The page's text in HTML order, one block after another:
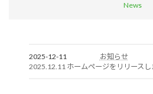
News
2025-12-11
お知らせ
2025.12.11 ホームページをリリースし